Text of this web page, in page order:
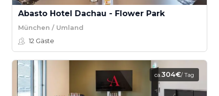
Abasto Hotel Dachau - Flower Park
München / Umland
12 Gäste
ca.304€/ Tag